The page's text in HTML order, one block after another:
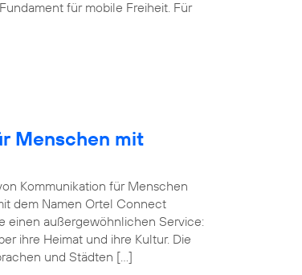
für mobile Freiheit. Für
Menschen mit
Kommunikation für Menschen
dem Namen Ortel Connect
einen außergewöhnlichen Service:
ihre Heimat und ihre Kultur. Die
und Städten […]